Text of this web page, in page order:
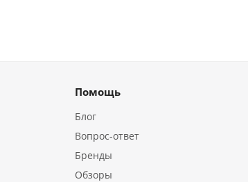
Помощь
Блог
Вопрос-ответ
Бренды
Обзоры